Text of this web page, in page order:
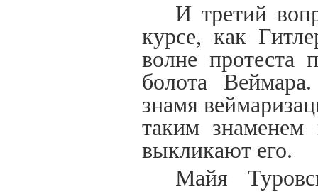
И третий
курсе, как
волне протеста
болота
знамя
таким
выкликают его.
Майя